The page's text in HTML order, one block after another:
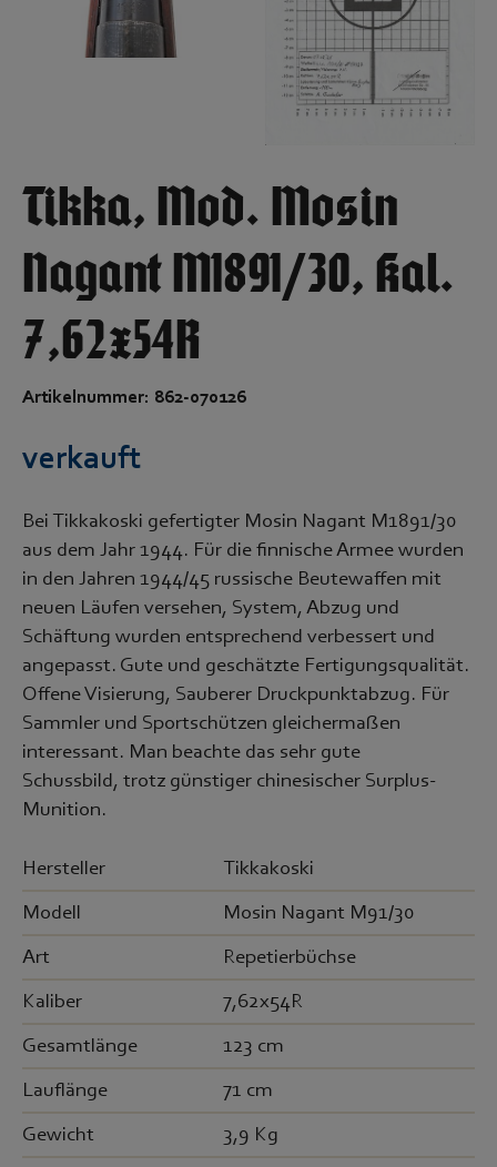
Tikka, Mod. Mosin
Nagant M1891/30, Kal.
7,62x54R
Artikelnummer: 862-070126
verkauft
Bei Tikkakoski gefertigter Mosin Nagant M1891/30
aus dem Jahr 1944. Für die finnische Armee wurden
in den Jahren 1944/45 russische Beutewaffen mit
neuen Läufen versehen, System, Abzug und
Schäftung wurden entsprechend verbessert und
angepasst. Gute und geschätzte Fertigungsqualität.
Offene Visierung, Sauberer Druckpunktabzug. Für
Sammler und Sportschützen gleichermaßen
interessant. Man beachte das sehr gute
Schussbild, trotz günstiger chinesischer Surplus-
Munition.
Hersteller Tikkakoski
Modell Mosin Nagant M91/30
Art Repetierbüchse
Kaliber 7,62x54R
Gesamtlänge 123 cm
Lauflänge 71 cm
Gewicht 3,9 Kg